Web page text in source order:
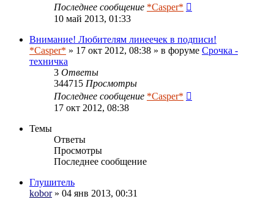
Последнее сообщение *Casper*
10 май 2013, 01:33
Внимание! Любителям линеечек в подписи!
*Casper* » 17 окт 2012, 08:38 » в форуме Срочка -
техничка
3 Ответы
344715 Просмотры
Последнее сообщение *Casper*
17 окт 2012, 08:38
Темы
Ответы
Просмотры
Последнее сообщение
Глушитель
kobor» 04 янв 2013, 00:31